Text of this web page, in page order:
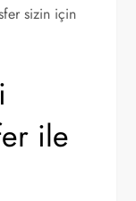
sizin için
ile